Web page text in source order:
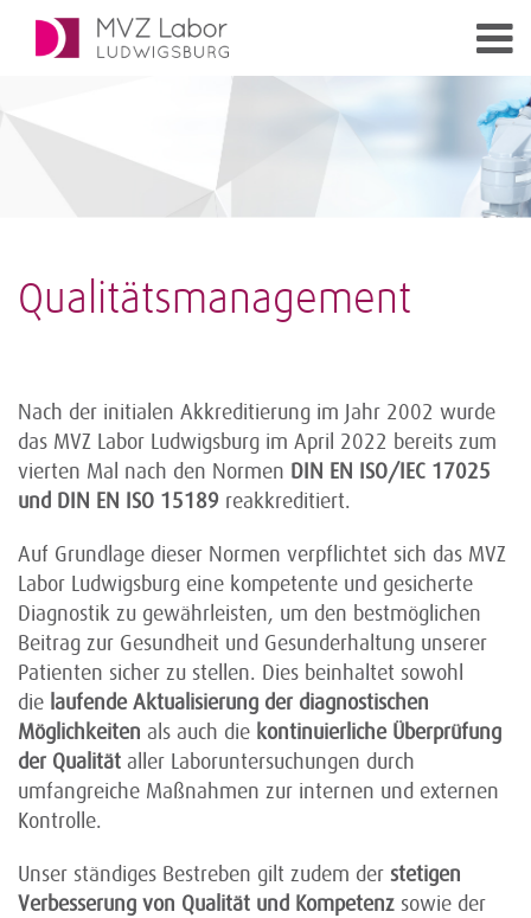
Qualitätsmanagement
Nach der initialen Akkreditierung im Jahr 2002 wurde
das MVZ Labor Ludwigsburg im April 2022 bereits zum
vierten Mal nach den Normen DIN EN ISO/IEC 17025
und DIN EN ISO 15189 reakkreditiert.
Auf Grundlage dieser Normen verpflichtet sich das MVZ
Labor Ludwigsburg eine kompetente und gesicherte
Diagnostik zu gewährleisten, um den bestmöglichen
Beitrag zur Gesundheit und Gesunderhaltung unserer
Patienten sicher zu stellen. Dies beinhaltet sowohl
die laufende Aktualisierung der diagnostischen
Möglichkeiten als auch die kontinuierliche Überprüfung
der Qualität aller Laboruntersuchungen durch
umfangreiche Maßnahmen zur internen und externen
Kontrolle.
Unser ständiges Bestreben gilt zudem der stetigen
Verbesserung von Qualität und Kompetenz sowie der